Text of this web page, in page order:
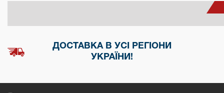
ДОСТАВКА В УСІ РЕГІОНИ
УКРАЇНИ!